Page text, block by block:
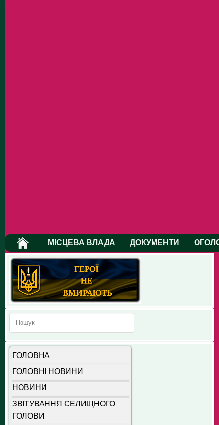
МІСЦЕВА ВЛАДА ДОКУМЕНТИ
ГОЛОВНА
ГОЛОВНІ НОВИНИ
НОВИНИ
ЗВІТУВАННЯ СЕЛИЩНОГО
ГОЛОВИ